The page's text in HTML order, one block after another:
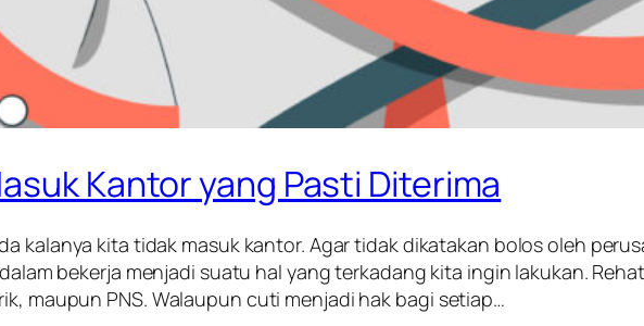
Kantor yang Pasti Diterima
kalanya kita tidak masuk kantor. Agar tidak dikatakan bolos oleh
bekerja menjadi suatu hal yang terkadang kita ingin lakukan.
maupun PNS. Walaupun cuti menjadi hak bagi setiap…